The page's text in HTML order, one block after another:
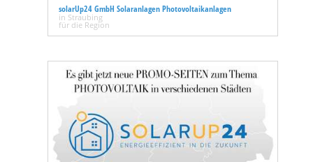
solarUp24 GmbH Solaranlagen Photovoltaikanlagen
in Straubing
für die Region